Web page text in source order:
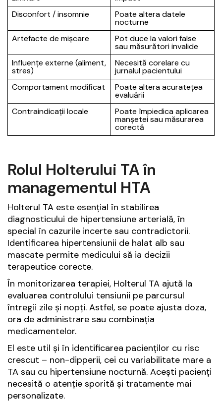
Disconfort / insomnie
Poate altera datele
nocturne
Artefacte de mișcare
Pot duce la valori false
sau măsurători invalide
Influențe externe (aliment,
stres)
Necesită corelare cu
jurnalul pacientului
Comportament modificat
Poate altera acuratețea
evaluării
Contraindicații locale
Poate împiedica aplicarea
manșetei sau măsurarea
corectă
Rolul Holterului TA în
managementul HTA
Holterul TA este esențial în stabilirea
diagnosticului de hipertensiune arterială, în
special în cazurile incerte sau contradictorii.
Identificarea hipertensiunii de halat alb sau
mascate permite medicului să ia decizii
terapeutice corecte.
În monitorizarea terapiei, Holterul TA ajută la
evaluarea controlului tensiunii pe parcursul
întregii zile și nopți. Astfel, se poate ajusta doza,
ora de administrare sau combinația
medicamentelor.
El este util și în identificarea pacienților cu risc
crescut – non-dipperii, cei cu variabilitate mare a
TA sau cu hipertensiune nocturnă. Acești pacienți
necesită o atenție sporită și tratamente mai
personalizate.